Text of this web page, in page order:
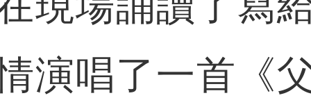
演唱了一首《